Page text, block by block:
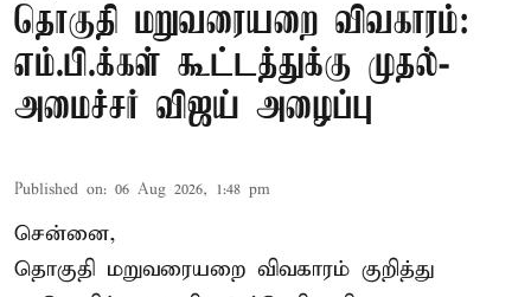
தொகுதி மறுவரையறை விவகாரம்:
எம்.பி.க்கள் கூட்டத்துக்கு முதல்-
அமைச்சர் விஜய் அழைப்பு
Published on: 06 Aug 2026, 1:48 pm
சென்னை,
தொகுதி மறுவரையறை விவகாரம் குறித்து